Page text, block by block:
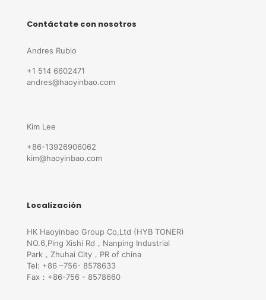
Contáctate con nosotros
Andres Rubio
+1 514 6602471
andres@haoyinbao.com
Kim Lee
+86-13926906062
kim@haoyinbao.com
Localización
HK Haoyinbao Group Co,Ltd (HYB TONER)
NO.6,Ping Xishi Rd，Nanping Industrial
Park，Zhuhai City，PR of china
Tel: +86 –756- 8578633
Fax：+86-756 - 8578660